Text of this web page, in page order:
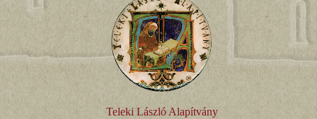
Teleki László Alapítvány